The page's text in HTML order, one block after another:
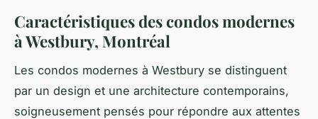
Caractéristiques des condos modernes
à Westbury, Montréal
Les condos modernes à Westbury se distinguent
par un design et une architecture contemporains,
soigneusement pensés pour répondre aux attentes